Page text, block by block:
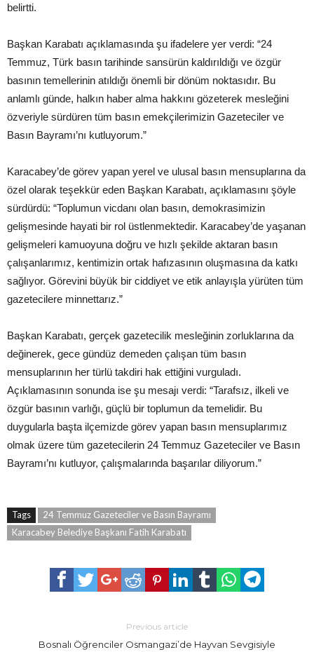
belirtti.
Başkan Karabatı açıklamasında şu ifadelere yer verdi: “24
Temmuz, Türk basın tarihinde sansürün kaldırıldığı ve özgür
basının temellerinin atıldığı önemli bir dönüm noktasıdır. Bu
anlamlı günde, halkın haber alma hakkını gözeterek mesleğini
özveriyle sürdüren tüm basın emekçilerimizin Gazeteciler ve
Basın Bayramı’nı kutluyorum.”
Karacabey’de görev yapan yerel ve ulusal basın mensuplarına da
özel olarak teşekkür eden Başkan Karabatı, açıklamasını şöyle
sürdürdü: “Toplumun vicdanı olan basın, demokrasimizin
gelişmesinde hayati bir rol üstlenmektedir. Karacabey’de yaşanan
gelişmeleri kamuoyuna doğru ve hızlı şekilde aktaran basın
çalışanlarımız, kentimizin ortak hafızasının oluşmasına da katkı
sağlıyor. Görevini büyük bir ciddiyet ve etik anlayışla yürüten tüm
gazetecilere minnettarız.”
Başkan Karabatı, gerçek gazetecilik mesleğinin zorluklarına da
değinerek, gece gündüz demeden çalışan tüm basın
mensuplarının her türlü takdiri hak ettiğini vurguladı.
Açıklamasının sonunda ise şu mesajı verdi: “Tarafsız, ilkeli ve
özgür basının varlığı, güçlü bir toplumun da temelidir. Bu
duygularla başta ilçemizde görev yapan basın mensuplarımız
olmak üzere tüm gazetecilerin 24 Temmuz Gazeteciler ve Basın
Bayramı’nı kutluyor, çalışmalarında başarılar diliyorum.”
Tags
24 Temmuz Gazeteciler ve Basın Bayramı
Karacabey Belediye Başkanı Fatih Karabatı
Previous article
Bosnalı Öğrenciler Osmangazi’de Hayvan Sevgisiyle